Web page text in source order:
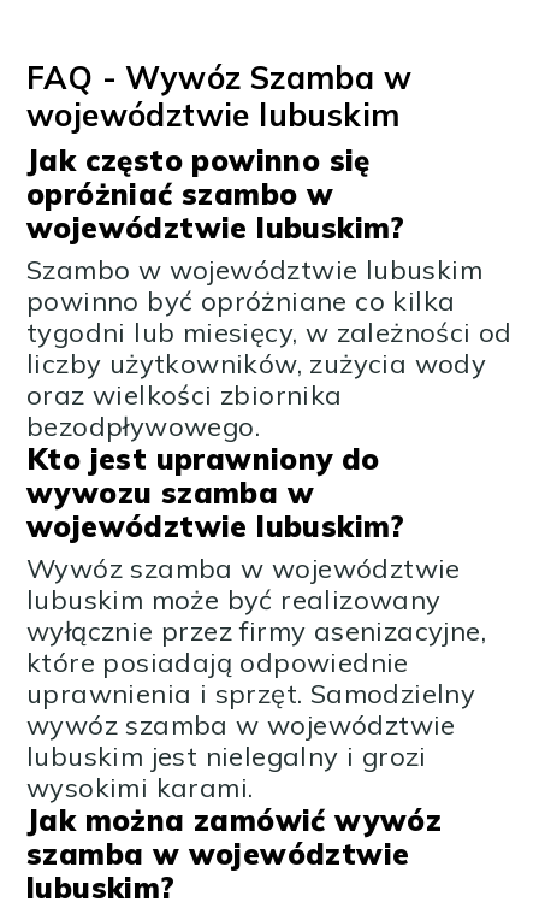
FAQ - Wywóz Szamba w
województwie lubuskim
Jak często powinno się
opróżniać szambo w
województwie lubuskim?
Szambo w województwie lubuskim
powinno być opróżniane co kilka
tygodni lub miesięcy, w zależności od
liczby użytkowników, zużycia wody
oraz wielkości zbiornika
bezodpływowego.
Kto jest uprawniony do
wywozu szamba w
województwie lubuskim?
Wywóz szamba w województwie
lubuskim może być realizowany
wyłącznie przez firmy asenizacyjne,
które posiadają odpowiednie
uprawnienia i sprzęt. Samodzielny
wywóz szamba w województwie
lubuskim jest nielegalny i grozi
wysokimi karami.
Jak można zamówić wywóz
szamba w województwie
lubuskim?